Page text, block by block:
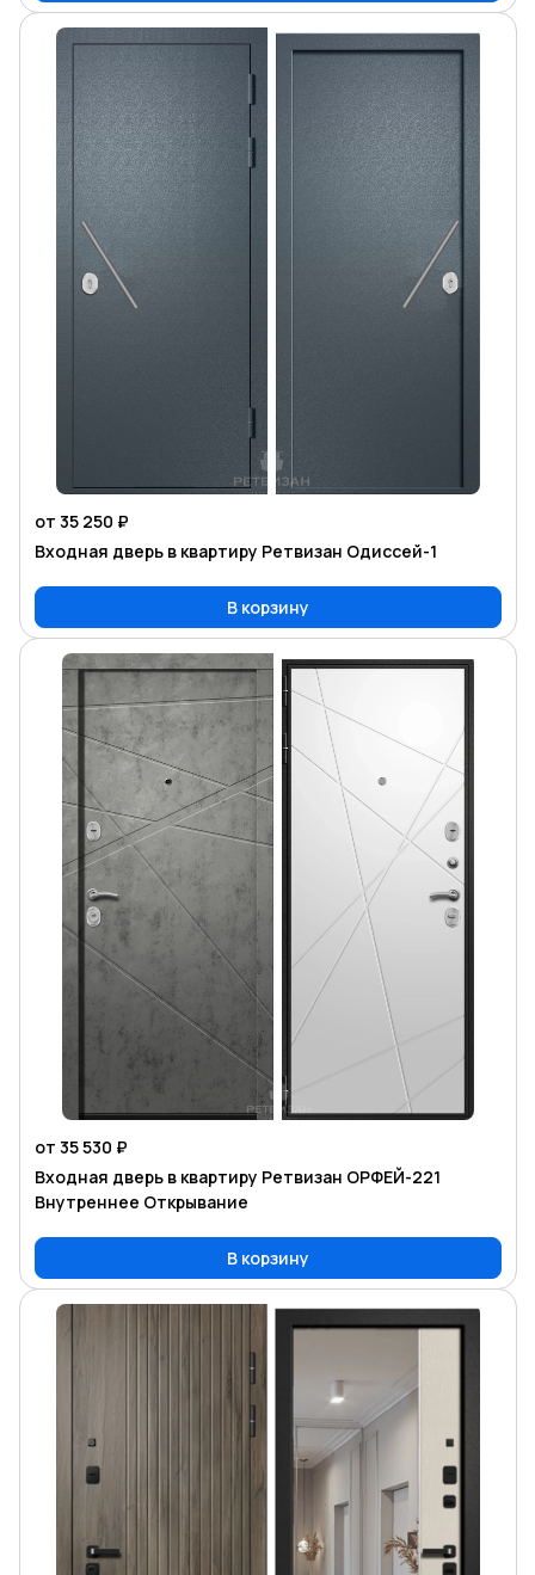
от 35 250 ₽
Входная дверь в квартиру Ретвизан Одиссей-1
В корзину
от 35 530 ₽
Входная дверь в квартиру Ретвизан ОРФЕЙ-221
Внутреннее Открывание
В корзину